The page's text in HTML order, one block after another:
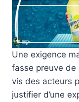
Une exigence
fasse preuve de
vis des acteurs
justifier d’une